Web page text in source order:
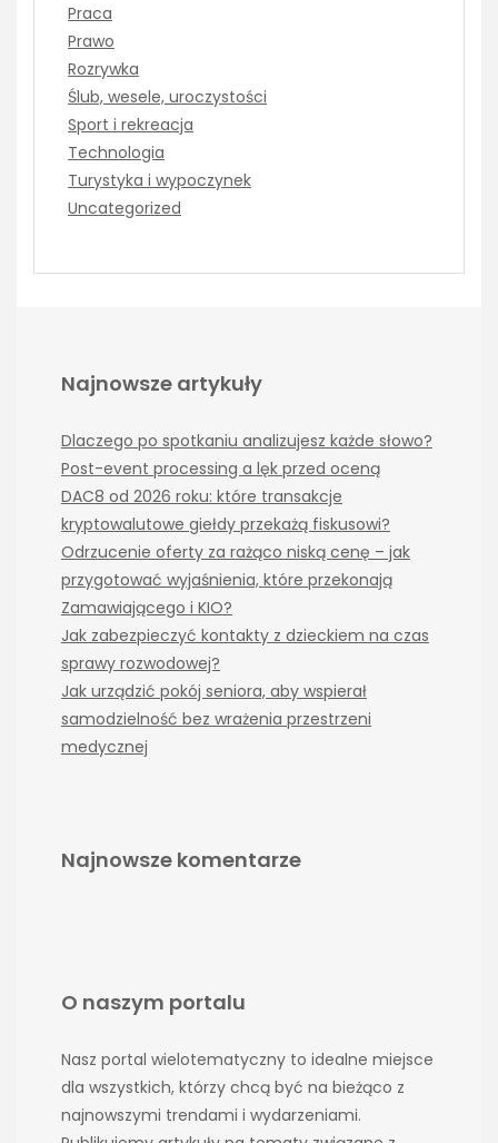
Praca
Prawo
Rozrywka
Ślub, wesele, uroczystości
Sport i rekreacja
Technologia
Turystyka i wypoczynek
Uncategorized
Najnowsze artykuły
Dlaczego po spotkaniu analizujesz każde słowo?
Post-event processing a lęk przed oceną
DAC8 od 2026 roku: które transakcje
kryptowalutowe giełdy przekażą fiskusowi?
Odrzucenie oferty za rażąco niską cenę – jak
przygotować wyjaśnienia, które przekonają
Zamawiającego i KIO?
Jak zabezpieczyć kontakty z dzieckiem na czas
sprawy rozwodowej?
Jak urządzić pokój seniora, aby wspierał
samodzielność bez wrażenia przestrzeni
medycznej
Najnowsze komentarze
O naszym portalu
Nasz portal wielotematyczny to idealne miejsce
dla wszystkich, którzy chcą być na bieżąco z
najnowszymi trendami i wydarzeniami.